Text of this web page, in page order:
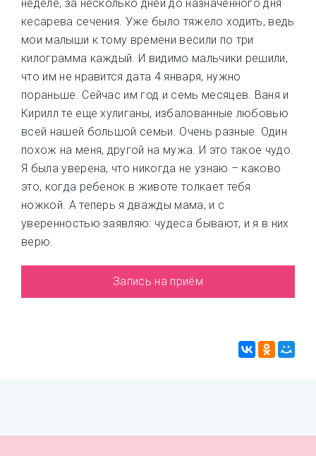
неделе, за несколько дней до назначенного дня
кесарева сечения. Уже было тяжело ходить, ведь
мои малыши к тому времени весили по три
килограмма каждый. И видимо мальчики решили,
что им не нравится дата 4 января, нужно
пораньше. Сейчас им год и семь месяцев. Ваня и
Кирилл те еще хулиганы, избалованные любовью
всей нашей большой семьи. Очень разные. Один
похож на меня, другой на мужа. И это такое чудо.
Я была уверена, что никогда не узнаю – каково
это, когда ребенок в животе толкает тебя
ножкой. А теперь я дважды мама, и с
уверенностью заявляю: чудеса бывают, и я в них
верю.
Запись на приём